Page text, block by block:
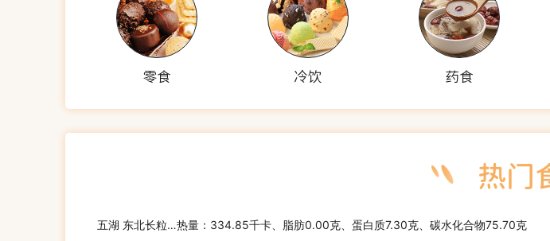
零食 冷饮 药食
五湖 东北长粒香热量：334.85千卡、脂肪0.00克、蛋白质7.30克、碳水化合物75.70克